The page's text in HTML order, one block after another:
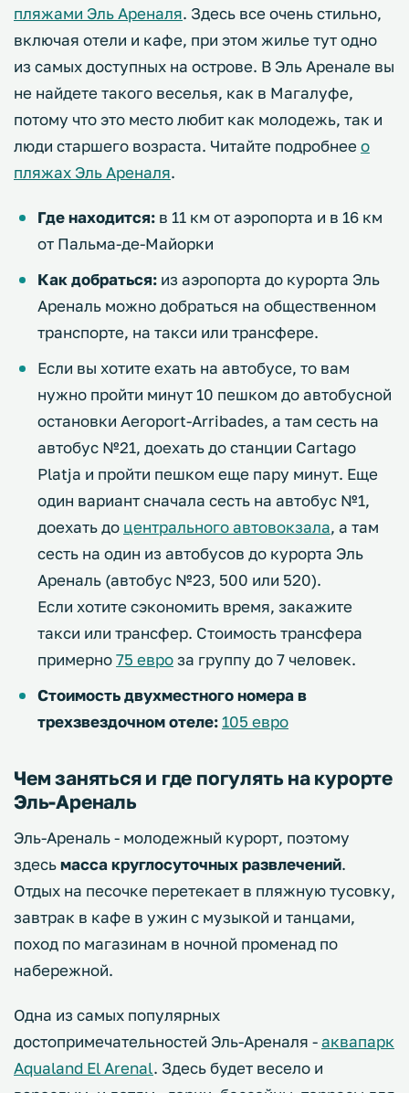
пляжами Эль Ареналя. Здесь все очень стильно,
включая отели и кафе, при этом жилье тут одно
из самых доступных на острове. В Эль Аренале вы
не найдете такого веселья, как в Магалуфе,
потому что это место любит как молодежь, так и
люди старшего возраста. Читайте подробнее о
пляжах Эль Ареналя.
Где находится: в 11 км от аэропорта и в 16 км
от Пальма-де-Майорки
Как добраться: из аэропорта до курорта Эль
Ареналь можно добраться на общественном
транспорте, на такси или трансфере.
Если вы хотите ехать на автобусе, то вам
нужно пройти минут 10 пешком до автобусной
остановки Aeroport-Arribades, а там сесть на
автобус №21, доехать до станции Cartago
Platja и пройти пешком еще пару минут. Еще
один вариант сначала сесть на автобус №1,
доехать до центрального автовокзала, а там
сесть на один из автобусов до курорта Эль
Ареналь (автобус №23, 500 или 520).
Если хотите сэкономить время, закажите
такси или трансфер. Стоимость трансфера
примерно75 евроза группу до 7 человек.
Стоимость двухместного номера в
трехзвездочном отеле: 105 евро
Чем заняться и где погулять на курорте
Эль-Ареналь
Эль-Ареналь - молодежный курорт, поэтому
здесьмасса круглосуточных развлечений.
Отдых на песочке перетекает в пляжную тусовку,
завтрак в кафе в ужин с музыкой и танцами,
поход по магазинам в ночной променад по
набережной.
Одна из самых популярных
достопримечательностей Эль-Ареналя -аквапарк
Aqualand El Arenal. Здесь будет весело и